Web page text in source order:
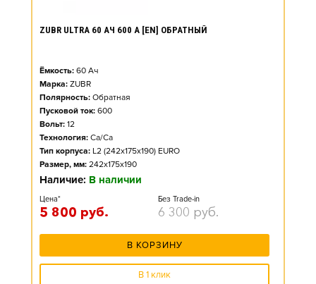
ZUBR ULTRA 60 АЧ 600 А [EN] ОБРАТНЫЙ
Ёмкость: 60 Ач
Марка: ZUBR
Полярность: Обратная
Пусковой ток: 600
Вольт: 12
Технология: Ca/Ca
Тип корпуса: L2 (242x175x190) EURO
Размер, мм: 242x175x190
Наличие: В наличии
Цена*
5 800 руб.
Без Trade-in
6 300 руб.
В КОРЗИНУ
В 1 клик